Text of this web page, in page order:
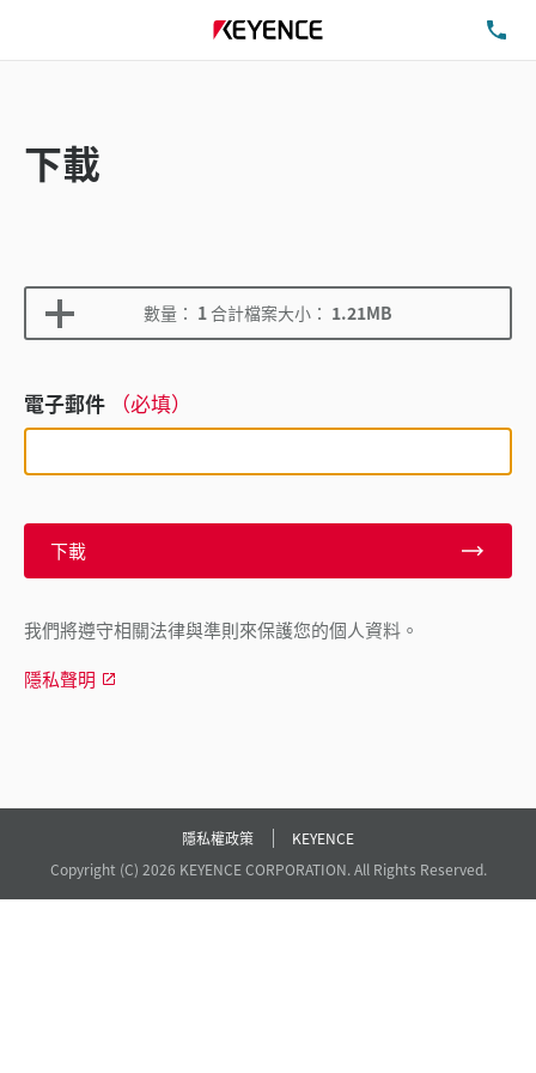
下載
數量： 1合計檔案大小： 1.21MB
電子郵件 （必填）
下載
我們將遵守相關法律與準則來保護您的個人資料。
隱私聲明
隱私權政策
KEYENCE
Copyright (C) 2026 KEYENCE CORPORATION. All Rights Reserved.